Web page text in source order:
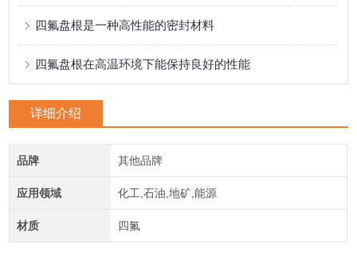
四氟盘根是一种高性能的密封材料
四氟盘根在高温环境下能保持良好的性能
详细介绍
品牌 其他品牌
应用领域 化工,石油,地矿,能源
材质 四氟